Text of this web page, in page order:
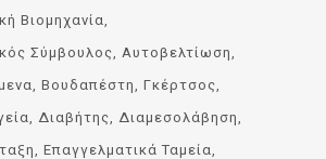
Βιομηχανία
Σύμβουλος
Αυτοβελτίωση
Βουδαπέστη
Γκέρτσος
Διαβήτης
Διαμεσολάβηση
Επαγγελματικά Ταμεία